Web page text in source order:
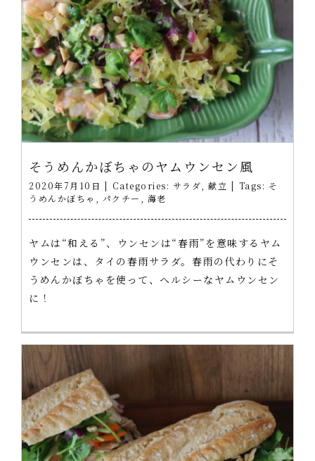
そうめんかぼちゃのヤムウンセン風
2020年7月10日 | Categories: サラダ 献立 | Tags: そ
うめんかぼちゃ
パクチー 海老
ヤムは“和える”、ウンセンは“春雨”を意味するヤム
ウンセンは、タイの春雨サラダ。春雨の代わりにそ
うめんかぼちゃを使って、ヘルシーなヤムウンセン
に！